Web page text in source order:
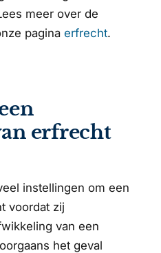
meer over de
pagina erfrecht.
erfrecht
instellingen om een
voordat zij
van een
het geval